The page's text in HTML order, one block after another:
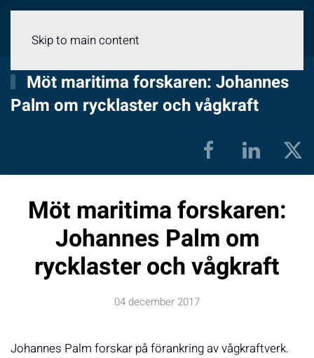
Skip to main content
Möt maritima forskaren: Johannes
Palm om rycklaster och vågkraft
Möt maritima forskaren:
Johannes Palm om
rycklaster och vågkraft
04 december 2017
Johannes Palm forskar på förankring av vågkraftverk.